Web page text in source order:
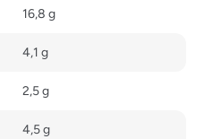
16,8 g
4,1 g
2,5 g
4,5 g